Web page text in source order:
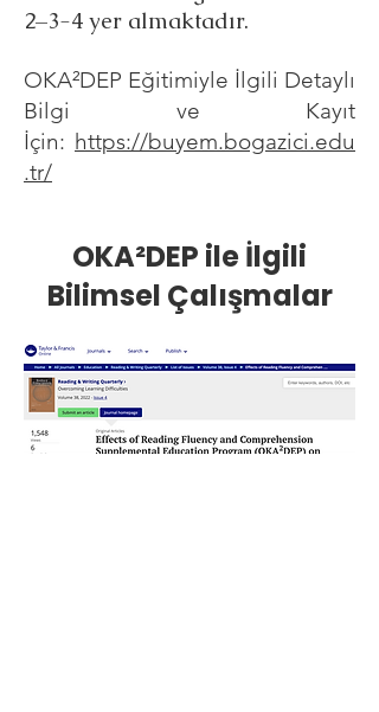
2–3-4 yer almaktadır.
OKA²DEP Eğitimiyle İlgili Detaylı
Bilgi ve Kayıt
İçin: https://buyem.bogazici.edu
.tr/
OKA²DEP ile İlgili
Bilimsel Çalışmalar